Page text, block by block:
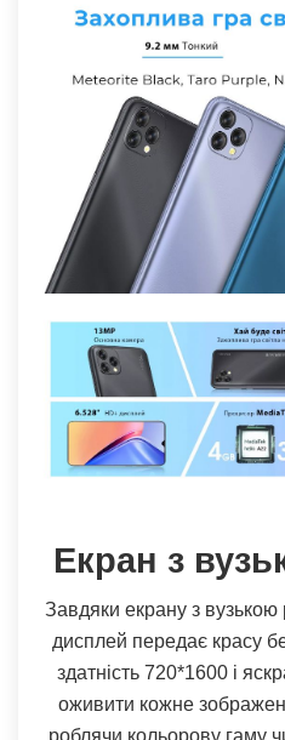
Екран з
Завдяки екрану з
дисплей передає красу
здатність 720*1600 і
оживити кожне